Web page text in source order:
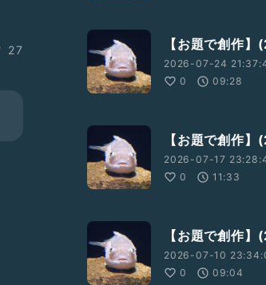
27 【お題で創作
2026-07-24
0
09:28
【お題で創作
2026-07-17
0
11:33
【お題で創作
2026-07-10
0
09:04